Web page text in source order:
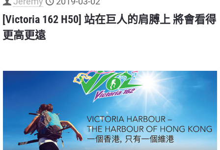
[Victoria 162 H50] 站在巨人的肩膊上 將會看得
更高更遠